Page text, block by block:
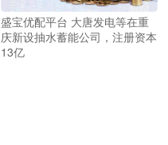
盛宝优配平台 大唐发电等在重
庆新设抽水蓄能公司，注册资本
13亿